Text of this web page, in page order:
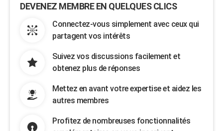
DEVENEZ MEMBRE EN QUELQUES CLICS
Connectez-vous simplement avec ceux qui
partagent vos intérêts
Suivez vos discussions facilement et
obtenez plus de réponses
Mettez en avant votre expertise et aidez les
autres membres
Profitez de nombreuses fonctionnalités